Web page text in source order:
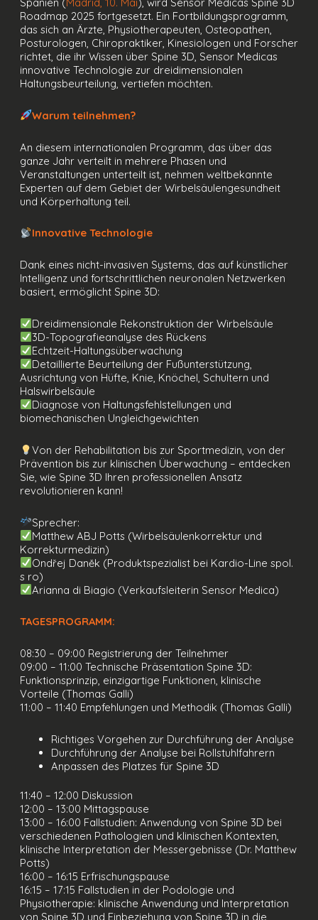
Roadmap 2025 fortgesetzt. Ein Fortbildungsprogramm,
das sich an Ärzte, Physiotherapeuten, Osteopathen,
Posturologen, Chiropraktiker, Kinesiologen und Forscher
richtet, die ihr Wissen über Spine 3D, Sensor Medicas
innovative Technologie zur dreidimensionalen
Haltungsbeurteilung, vertiefen möchten.
Warum teilnehmen?
An diesem internationalen Programm, das über das
ganze Jahr verteilt in mehrere Phasen und
Veranstaltungen unterteilt ist, nehmen weltbekannte
Experten auf dem Gebiet der Wirbelsäulengesundheit
und Körperhaltung teil.
Innovative Technologie
Dank eines nicht-invasiven Systems, das auf künstlicher
Intelligenz und fortschrittlichen neuronalen Netzwerken
basiert, ermöglicht Spine 3D:
Dreidimensionale Rekonstruktion der Wirbelsäule
3D-Topografieanalyse des Rückens
Echtzeit-Haltungsüberwachung
Detaillierte Beurteilung der Fußunterstützung,
Ausrichtung von Hüfte, Knie, Knöchel, Schultern und
Halswirbelsäule
Diagnose von Haltungsfehlstellungen und
biomechanischen Ungleichgewichten
Von der Rehabilitation bis zur Sportmedizin, von der
Prävention bis zur klinischen Überwachung – entdecken
Sie, wie Spine 3D Ihren professionellen Ansatz
revolutionieren kann!
Sprecher:
Matthew ABJ Potts (Wirbelsäulenkorrektur und
Korrekturmedizin)
Ondřej Daněk (Produktspezialist bei Kardio-Line spol.
s ro)
Arianna di Biagio (Verkaufsleiterin Sensor Medica)
TAGESPROGRAMM:
08:30 – 09:00 Registrierung der Teilnehmer
09:00 – 11:00 Technische Präsentation Spine 3D:
Funktionsprinzip, einzigartige Funktionen, klinische
Vorteile (Thomas Galli)
11:00 – 11:40 Empfehlungen und Methodik (Thomas Galli)
Richtiges Vorgehen zur Durchführung der Analyse
Durchführung der Analyse bei Rollstuhlfahrern
Anpassen des Platzes für Spine 3D
11:40 – 12:00 Diskussion
12:00 – 13:00 Mittagspause
13:00 – 16:00 Fallstudien: Anwendung von Spine 3D bei
verschiedenen Pathologien und klinischen Kontexten,
klinische Interpretation der Messergebnisse (Dr. Matthew
Potts)
16:00 – 16:15 Erfrischungspause
16:15 – 17:15 Fallstudien in der Podologie und
Physiotherapie: klinische Anwendung und Interpretation
von Spine 3D und Einbeziehung von Spine 3D in die